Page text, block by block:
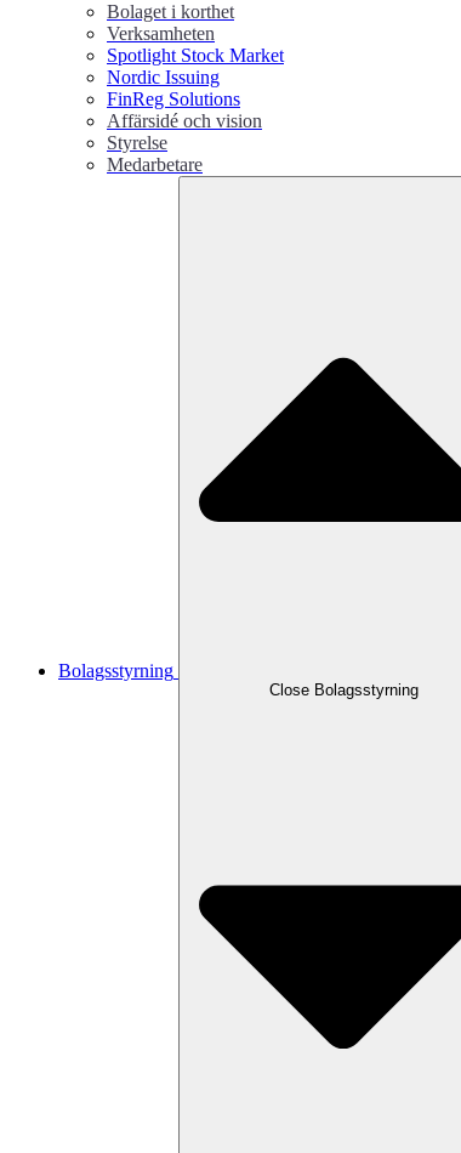
Bolaget i korthet
Verksamheten
Spotlight Stock Market
Nordic Issuing
FinReg Solutions
Affärsidé och vision
Styrelse
Medarbetare
Bolagsstyrning
Close Bolagsstyrning